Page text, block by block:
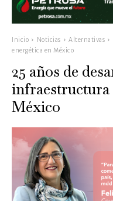
Inicio Noticias Alternativas
energética en México
25 años de
infraestructura
México